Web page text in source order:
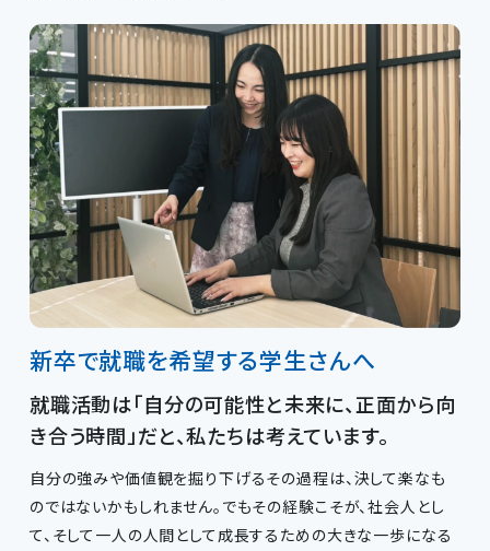
新卒で就職を希望する学生さんへ
就職活動は「自分の可能性と未来に、正面から向
き合う時間」だと、私たちは考えています。
自分の強みや価値観を掘り下げるその過程は、決して楽なも
のではないかもしれません。でもその経験こそが、社会人とし
て、そして一人の人間として成長するための大きな一歩になる